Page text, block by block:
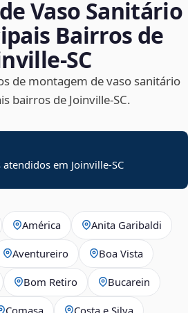
Vaso Sanitário
Bairros de
de montagem de vaso sanitário
bairros de Joinville‑SC.
em Joinville-SC
América Anita Garibaldi
Aventureiro Boa Vista
Bom Retiro Bucarein
Comasa Costa e Silva